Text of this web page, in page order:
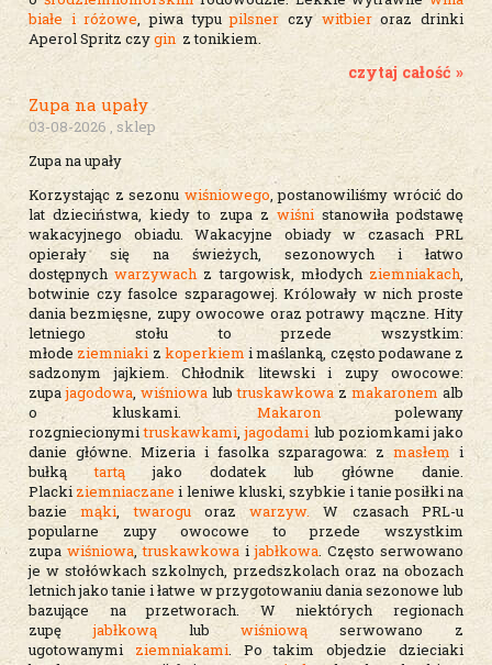
białe i różowe, piwa typupilsner czy witbieroraz drinki
Aperol Spritz czygin z tonikiem.
czytaj całość »
Zupa na upały
03-08-2026 , sklep
Zupa na upały
Korzystając z sezonu wiśniowego, postanowiliśmy wrócić do
lat dzieciństwa, kiedy to zupa z wiśnistanowiła podstawę
wakacyjnego obiadu. Wakacyjne obiady w czasach PRL
opierały się na świeżych, sezonowych i łatwo
dostępnychwarzywach z targowisk, młodych ziemniakach,
botwinie czy fasolce szparagowej. Królowały w nich proste
dania bezmięsne, zupy owocowe oraz potrawy mączne. Hity
letniego stołu to przede wszystkim:
młode ziemniaki z koperkiemi maślanką, często podawane z
sadzonym jajkiem. Chłodnik litewski i zupy owocowe:
zupajagodowa, wiśniowalubtruskawkowazmakaronemalb
o kluskami.Makaronpolewany
rozgniecionymitruskawkami,jagodami lub poziomkami jako
danie główne. Mizeria i fasolka szparagowa: z masłem i
bułkątartąjako dodatek lub główne danie.
Placki ziemniaczane i leniwe kluski, szybkie i tanie posiłki na
baziemąki,twaroguorazwarzyw. W czasach PRL-u
popularne zupy owocowe to przede wszystkim
zupa wiśniowa,truskawkowa ijabłkowa. Często serwowano
je w stołówkach szkolnych, przedszkolach oraz na obozach
letnich jako tanie i łatwe w przygotowaniu dania sezonowe lub
bazujące na przetworach. W niektórych regionach
zupęjabłkowąlubwiśniową serwowano z
ugotowanymi ziemniakami. Po takim objedzie dzieciaki